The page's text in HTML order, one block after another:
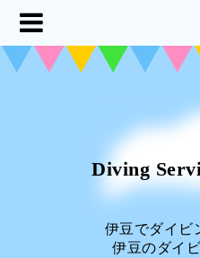
Diving
伊豆でダイビ
伊豆のダイ